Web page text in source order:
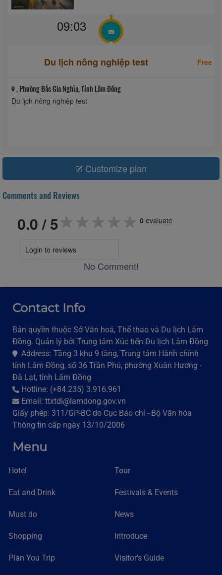
09:03
Du lịch nông nghiệp test Free
, Phường Bắc Gia Nghĩa, Tỉnh Lâm Đồng
Du lịch nông nghiệp test
Comments and Reviews
0.0/ 5★★★★★
★★★★★
★★★★★
Contact Info
Bản quyền thuộc Sở Văn hoá, Thể thao và Du lịch Lâm
Đồng. Quản lý bởi Trung tâm Xúc tiến Du lịch Lâm Đồng
Address: Tầng 3 khu 9 tầng, Trung tâm Hành chính
tỉnh Lâm Đồng, số 36 Trần Phú, phường Xuân Hương -
Đà Lạt, tỉnh Lâm Đồng
Hotline: (+84.235) 3.916.961
Giấy phép: 311/GP-BC do Cục Báo chí - Bộ Văn hóa